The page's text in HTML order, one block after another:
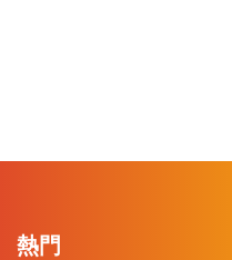
熱門